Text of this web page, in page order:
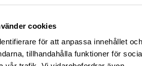
cookies
för att anpassa innehållet och
tillhandahålla funktioner för
793991CD-2BF0-4AC5-90C1-
Vikingarnas värld